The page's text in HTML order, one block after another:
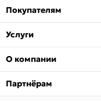
Покупателям
Услуги
О компании
Партнёрам